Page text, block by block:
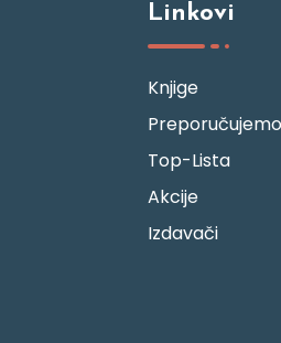
Linkovi
Knjige
Preporučujemo
Top-Lista
Akcije
Izdavači